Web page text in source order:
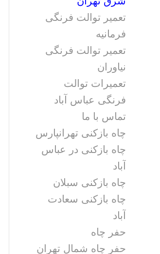
تعمیر توالت فرنگی
فرمانیه
تعمیر توالت فرنگی
نیاوران
تعمیرات توالت
فرنگی عباس آباد
تماس با ما
چاه بازکنی تهرانپارس
چاه بازکنی در عباس
آباد
چاه بازکنی سبلان
چاه بازکنی سعادت
آباد
حفر چاه
حفر چاه شمال تهران